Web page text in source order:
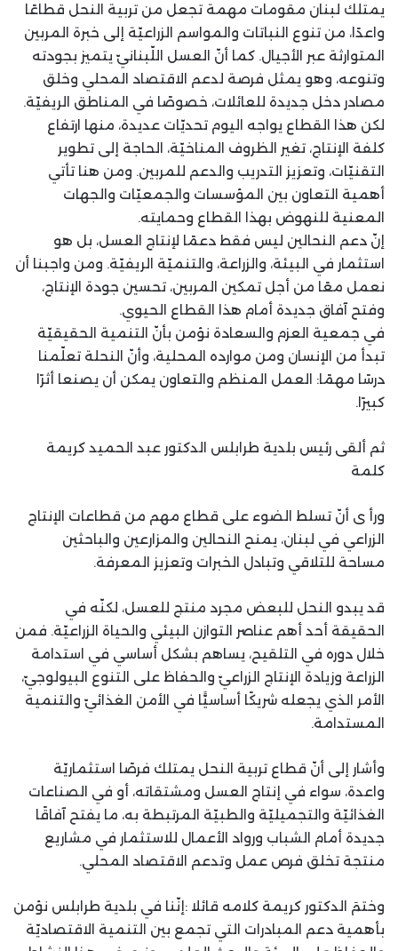
يمتلك لبنان مقومات مهمة تجعل من تربية النحل قطاعًا
واعدًا، من تنوع النباتات والمواسم الزراعيّة إلى خبرة المربين
المتوارثة عبر الأجيال. كما أنّ العسل اللّبنانيّ يتميز بجودته
وتنوعه، وهو يمثل فرصة لدعم الاقتصاد المحلي وخلق
مصادر دخل جديدة للعائلات، خصوصًا في المناطق الريفيّة.
لكن هذا القطاع يواجه اليوم تحديّات عديدة، منها ارتفاع
كلفة الإنتاج، تغير الظروف المناخيّة، الحاجة إلى تطوير
التقنيّات، وتعزيز التدريب والدعم للمربين. ومن هنا تأتي
أهمية التعاون بين المؤسسات والجمعيّات والجهات
المعنية للنهوض بهذا القطاع وحمايته.
إنّ دعم النحالين ليس فقط دعمًا لإنتاج العسل، بل هو
استثمار في البيئة، والزراعة، والتنميّة الريفيّة. ومن واجبنا أن
نعمل معًا من أجل تمكين المربين، تحسين جودة الإنتاج،
وفتح آفاق جديدة أمام هذا القطاع الحيوي.
في جمعية العزم والسعادة نؤمن بأنّ التنمية الحقيقيّة
تبدأ من الإنسان ومن موارده المحلية، وأنّ النحلة تعلّمنا
درسًا مهمًا: العمل المنظم والتعاون يمكن أن يصنعا أثرًا
كبيرًا.
ثم ألقى رئيس بلدية طرابلس الدكتور عبد الحميد كريمة
كلمة
ورأ ى أنّ تسلط الضوء على قطاع مهم من قطاعات الإنتاج
الزراعي في لبنان، يمنح النحالين والمزارعين والباحثين
مساحة للتلاقي وتبادل الخبرات وتعزيز المعرفة.
قد يبدو النحل للبعض مجرد منتج للعسل، لكنّه في
الحقيقة أحد أهم عناصر التوازن البيئي والحياة الزراعيّة. فمن
خلال دوره في التلقيح، يساهم بشكل أساسي في استدامة
الزراعة وزيادة الإنتاج الزراعيّ والحفاظ على التنوع البيولوجيّ،
الأمر الذي يجعله شريكًا أساسيًّا في الأمن الغذائيّ والتنمية
المستدامة.
وأشار إلى أنّ قطاع تربية النحل يمتلك فرصًا استثماريّة
واعدة، سواء في إنتاج العسل ومشتقاته، أو في الصناعات
الغذائيّة والتجميليّة والطبيّة المرتبطة به، ما يفتح آفاقًا
جديدة أمام الشباب ورواد الأعمال للاستثمار في مشاريع
منتجة تخلق فرص عمل وتدعم الاقتصاد المحلي.
وختمَ الدكتور كريمة كلامه قائلا :إنّنا في بلدية طرابلس نؤمن
بأهمية دعم المبادرات التي تجمع بين التنمية الاقتصاديّة